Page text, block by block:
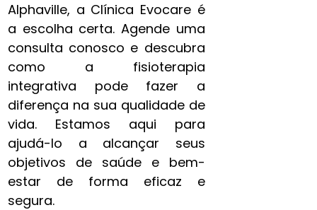
Alphaville, a Clínica Evocare é
a escolha certa. Agende uma
consulta conosco e descubra
como a fisioterapia
integrativa pode fazer a
diferença na sua qualidade de
vida. Estamos aqui para
ajudá-lo a alcançar seus
objetivos de saúde e bem-
estar de forma eficaz e
segura.